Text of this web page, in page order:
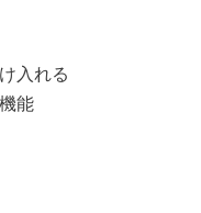
入れる
能